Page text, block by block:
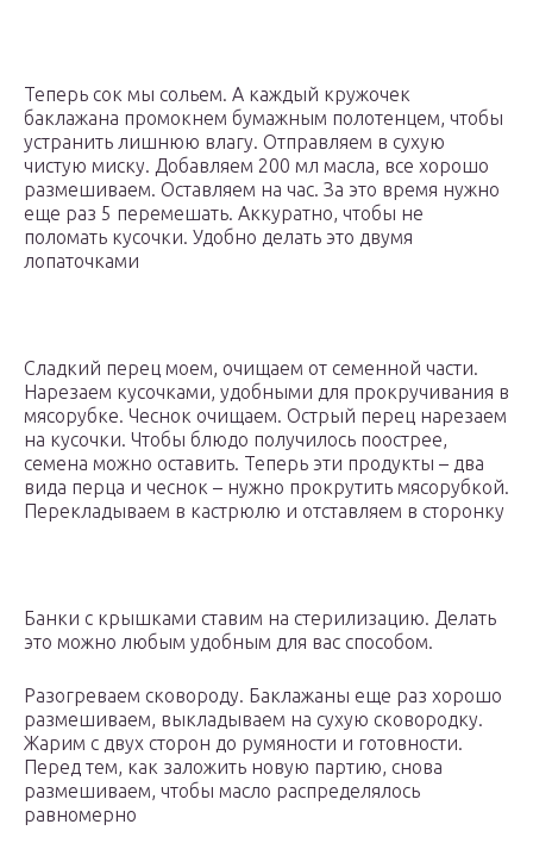
Теперь сок мы сольем. А каждый кружочек
баклажана промокнем бумажным полотенцем, чтобы
устранить лишнюю влагу. Отправляем в сухую
чистую миску. Добавляем 200 мл масла, все хорошо
размешиваем. Оставляем на час. За это время нужно
еще раз 5 перемешать. Аккуратно, чтобы не
поломать кусочки. Удобно делать это двумя
лопаточками
Сладкий перец моем, очищаем от семенной части.
Нарезаем кусочками, удобными для прокручивания в
мясорубке. Чеснок очищаем. Острый перец нарезаем
на кусочки. Чтобы блюдо получилось поострее,
семена можно оставить. Теперь эти продукты – два
вида перца и чеснок – нужно прокрутить мясорубкой.
Перекладываем в кастрюлю и отставляем в сторонку
Банки с крышками ставим на стерилизацию. Делать
это можно любым удобным для вас способом.
Разогреваем сковороду. Баклажаны еще раз хорошо
размешиваем, выкладываем на сухую сковородку.
Жарим с двух сторон до румяности и готовности.
Перед тем, как заложить новую партию, снова
размешиваем, чтобы масло распределялось
равномерно